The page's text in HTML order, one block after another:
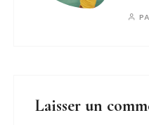
Laisser un